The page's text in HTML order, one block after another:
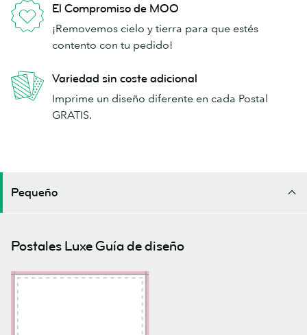
El Compromiso de MOO
¡Removemos cielo y tierra para que estés
contento con tu pedido!
Variedad sin coste adicional
Imprime un diseño diferente en cada Postal
GRATIS.
Pequeño
Postales Luxe Guía de diseño